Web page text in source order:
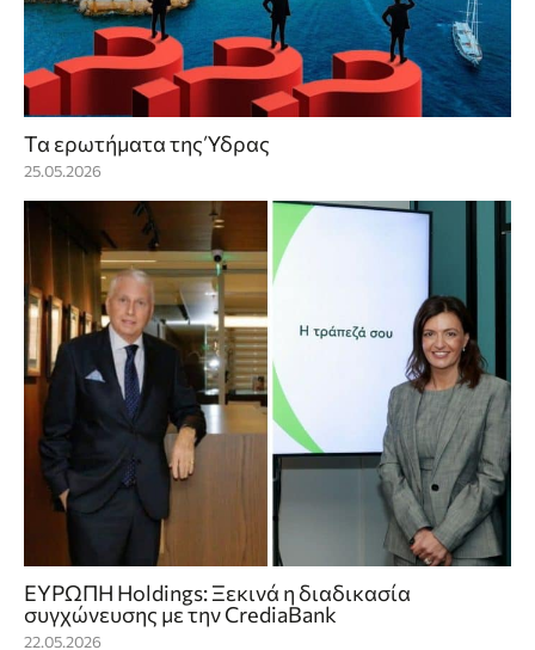
Τα ερωτήματα της Ύδρας
25.05.2026
ΕΥΡΩΠΗ Holdings: Ξεκινά η διαδικασία
συγχώνευσης με την CrediaBank
22.05.2026